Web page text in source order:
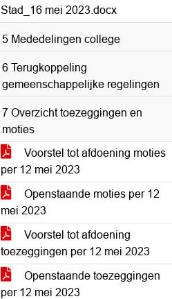
Stad_16 mei 2023.docx
5 Mededelingen college
6 Terugkoppeling
gemeenschappelijke regelingen
7 Overzicht toezeggingen en
moties
Voorstel tot afdoening moties
per 12 mei 2023
Openstaande moties per 12
mei 2023
Voorstel tot afdoening
toezeggingen per 12 mei 2023
Openstaande toezeggingen
per 12 mei 2023